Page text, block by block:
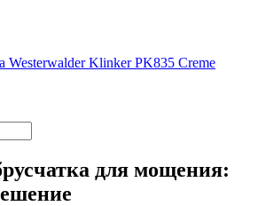
Westerwalder Klinker PK835 Creme
для мощения: